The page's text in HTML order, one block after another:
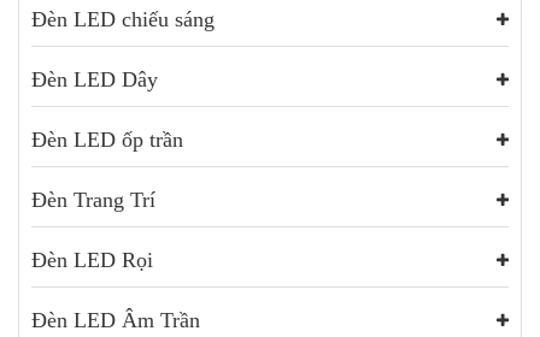
Đèn LED chiếu sáng
Đèn LED Dây
Đèn LED ốp trần
Đèn Trang Trí
Đèn LED Rọi
Đèn LED Âm Trần